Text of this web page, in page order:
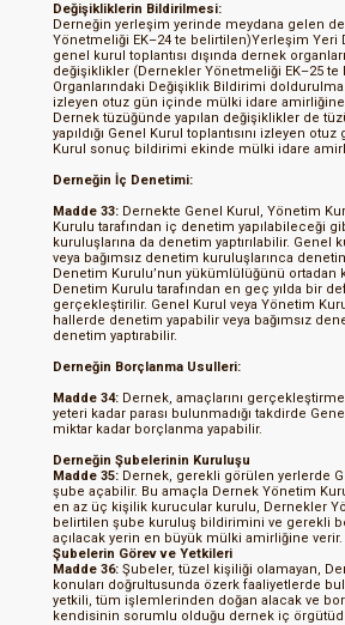
Değişikliklerin Bildirilmesi:
Derneğin yerleşim yerinde meydana gelen
Yönetmeliği EK–24 te belirtilen)Yerleşim Yeri
genel kurul toplantısı dışında dernek
değişiklikler (Dernekler Yönetmeliği EK–25
Organlarındaki Değişiklik Bildirimi
izleyen otuz gün içinde mülki idare
Dernek tüzüğünde yapılan değişiklikler de
yapıldığı Genel Kurul toplantısını izleyen
Kurul sonuç bildirimi ekinde mülki idare
Derneğin İç Denetimi:
Madde 33: Dernekte Genel Kurul, Yönetim
Kurulu tarafından iç denetim yapılabileceği
kuruluşlarına da denetim yaptırılabilir. Genel
veya bağımsız denetim kuruluşlarınca
Denetim Kurulu’nun yükümlülüğünü ortadan
Denetim Kurulu tarafından en geç yılda bir
gerçekleştirilir. Genel Kurul veya Yönetim
hallerde denetim yapabilir veya bağımsız
denetim yaptırabilir.
Derneğin Borçlanma Usulleri:
Madde 34: Dernek, amaçlarını
yeteri kadar parası bulunmadığı takdirde
miktar kadar borçlanma yapabilir.
Derneğin Şubelerinin Kuruluşu
Madde 35: Dernek, gerekli görülen yerlerde
şube açabilir. Bu amaçla Dernek Yönetim
en az üç kişilik kurucular kurulu, Dernekler
belirtilen şube kuruluş bildirimini ve gerekli
açılacak yerin en büyük mülki amirliğine
Şubelerin Görev ve Yetkileri
Madde 36: Şubeler, tüzel kişiliği olamayan,
konuları doğrultusunda özerk faaliyetlerde
yetkili, tüm işlemlerinden doğan alacak ve
kendisinin sorumlu olduğu dernek iç